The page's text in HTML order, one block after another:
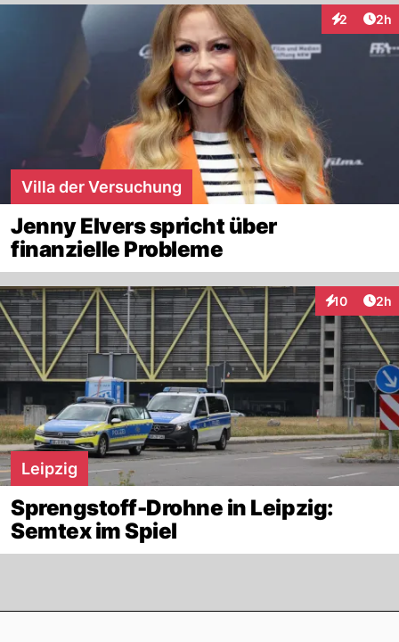
2 2h
Villa der Versuchung
Jenny Elvers spricht über
finanzielle Probleme
10
Interaktionen
2h
Leipzig
Sprengstoff-Drohne in Leipzig:
Semtex im Spiel